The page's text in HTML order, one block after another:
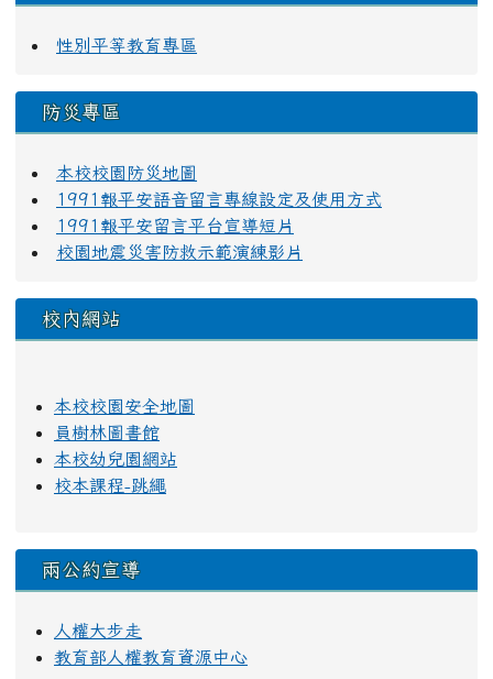
性別平等教育專區
防災專區
本校校園防災地圖
1991報平安語音留言專線設定及使用方式
1991報平安留言平台宣導短片
校園地震災害防救示範演練影片
校內網站
本校校園安全地圖
員樹林圖書館
本校幼兒園網站
校本課程-跳繩
兩公約宣導
人權大步走
教育部人權教育資源中心